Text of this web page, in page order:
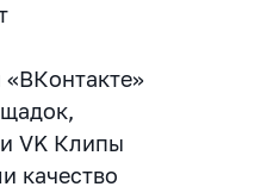
VK Клипы
качество